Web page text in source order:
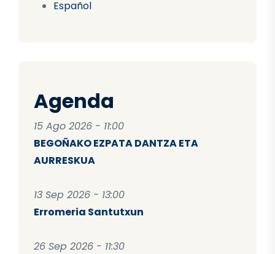
Español
Agenda
15 Ago 2026 - 11:00
BEGOÑAKO EZPATA DANTZA ETA
AURRESKUA
13 Sep 2026 - 13:00
Erromeria Santutxun
26 Sep 2026 - 11:30